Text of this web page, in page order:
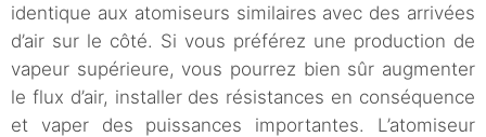
identique aux atomiseurs similaires avec des arrivées
d’air sur le côté. Si vous préférez une production de
vapeur supérieure, vous pourrez bien sûr augmenter
le flux d’air, installer des résistances en conséquence
et vaper des puissances importantes. L’atomiseur